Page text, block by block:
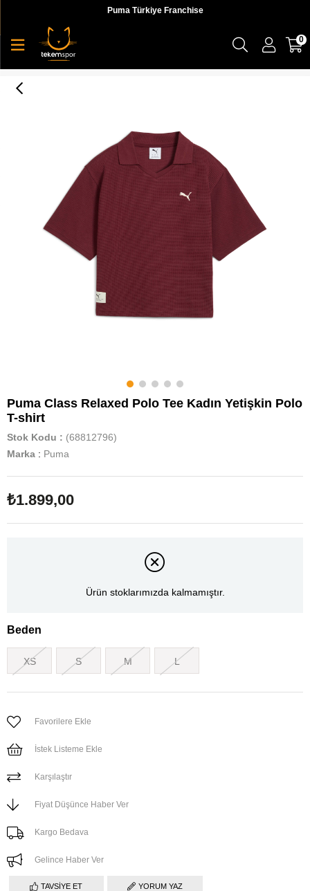
Puma Türkiye Franchise
0
Puma Class Relaxed Polo Tee Kadın Yetişkin Polo
T-shirt
Stok Kodu
(68812796)
Marka : Puma
₺1.899,00
Ürün stoklarımızda kalmamıştır.
Beden
XS S M L
Favorilere Ekle
İstek Listeme Ekle
Karşılaştır
Fiyat Düşünce Haber Ver
Kargo Bedava
Gelince Haber Ver
TAVSIYE ET YORUM YAZ